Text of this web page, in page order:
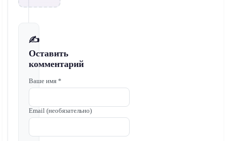
✍️
Оставить
комментарий
Ваше имя *
Email (необязательно)